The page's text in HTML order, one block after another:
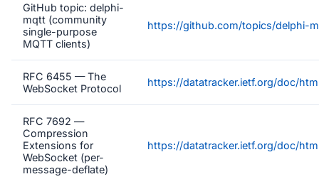
GitHub topic: delphi-
mqtt (community
single-purpose
MQTT clients)
https://github.com/topics/delphi-
RFC 6455 — The
WebSocket Protocol
https://datatracker.ietf.org/doc/
RFC 7692 —
Compression
Extensions for
WebSocket (per-
message-deflate)
https://datatracker.ietf.org/doc/